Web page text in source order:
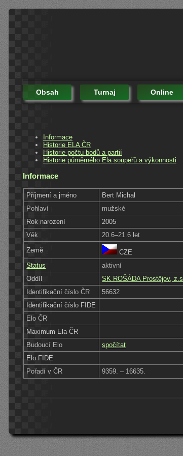
Obsah Turnaj Online
Informace
Historie ELA ČR
Historie počtu bodů a partií
Historie půměrného Ela soupeřů a výkonnosti
Informace
Příjmení a jméno
Bert Michal
Pohlaví
mužské
Rok narození
2005
Věk
20.6–21.6 let
Země
CZE
Status
aktivní
Oddíl
SK ROŠÁDA Prostějov, z.s.
Identifikační číslo ČR
56632
Identifikační číslo FIDE
Elo ČR
Maximum Ela ČR
Budoucí Elo
spočítat
Elo FIDE
Pořadí v ČR
9359. – 16635.